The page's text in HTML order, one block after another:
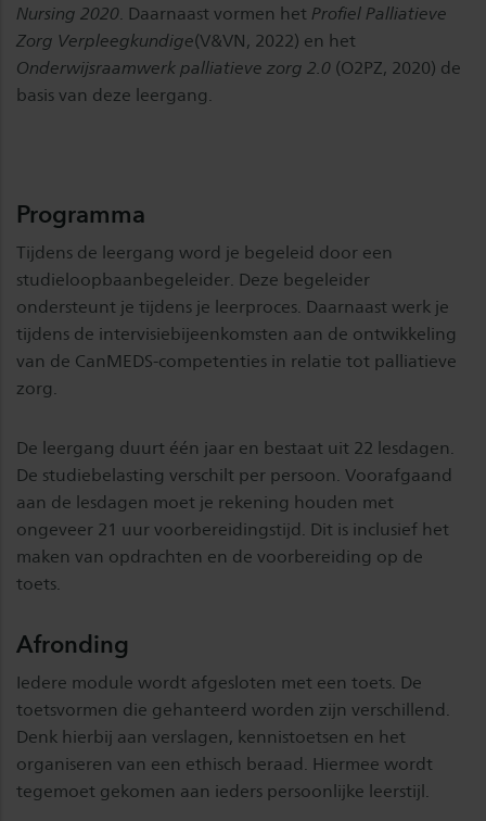
Nursing 2020. Daarnaast vormen het Profiel Palliatieve
Zorg Verpleegkundige(V&VN, 2022) en het
Onderwijsraamwerk palliatieve zorg 2.0 (O2PZ, 2020) de
basis van deze leergang.
Programma
Tijdens de leergang word je begeleid door een
studieloopbaanbegeleider. Deze begeleider
ondersteunt je tijdens je leerproces. Daarnaast werk je
tijdens de intervisiebijeenkomsten aan de ontwikkeling
van de CanMEDS-competenties in relatie tot palliatieve
zorg.
De leergang duurt één jaar en bestaat uit 22 lesdagen.
De studiebelasting verschilt per persoon. Voorafgaand
aan de lesdagen moet je rekening houden met
ongeveer 21 uur voorbereidingstijd. Dit is inclusief het
maken van opdrachten en de voorbereiding op de
toets.
Afronding
Iedere module wordt afgesloten met een toets. De
toetsvormen die gehanteerd worden zijn verschillend.
Denk hierbij aan verslagen, kennistoetsen en het
organiseren van een ethisch beraad. Hiermee wordt
tegemoet gekomen aan ieders persoonlijke leerstijl.